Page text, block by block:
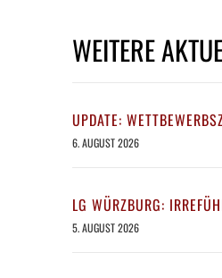
WEITERE
UPDATE:
6. AUGUST 2026
LG WÜRZBURG:
5. AUGUST 2026